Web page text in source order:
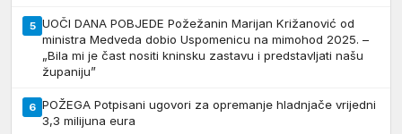
5 UOČI DANA POBJEDE Požežanin Marijan Križanović od
ministra Medveda dobio Uspomenicu na mimohod 2025. –
„Bila mi je čast nositi kninsku zastavu i predstavljati našu
županiju”
6 POŽEGA Potpisani ugovori za opremanje hladnjače vrijedni
3,3 milijuna eura